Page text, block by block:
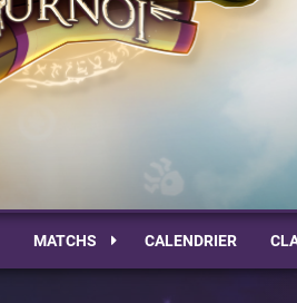
MATCHS CALENDRIER